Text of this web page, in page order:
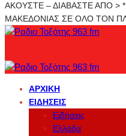
ΑΚΟΥΣΤΕ – ΔΙΑΒΑΣΤΕ ΑΠΟ >
ΜΑΚΕΔΟΝΙΑΣ ΣΕ ΟΛΟ ΤΟΝ
ΑΡΧΙΚΉ
ΕΙΔΉΣΕΙΣ
Ειδήσεις
Ελλάδα